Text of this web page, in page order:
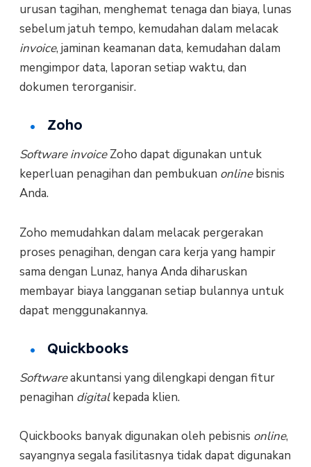
urusan tagihan, menghemat tenaga dan biaya, lunas
sebelum jatuh tempo, kemudahan dalam melacak
invoice, jaminan keamanan data, kemudahan dalam
mengimpor data, laporan setiap waktu, dan
dokumen terorganisir.
Zoho
Software invoiceZoho dapat digunakan untuk
keperluan penagihan dan pembukuan onlinebisnis
Anda.
Zoho memudahkan dalam melacak pergerakan
proses penagihan, dengan cara kerja yang hampir
sama dengan Lunaz, hanya Anda diharuskan
membayar biaya langganan setiap bulannya untuk
dapat menggunakannya.
Quickbooks
Softwareakuntansi yang dilengkapi dengan fitur
penagihan digitalkepada klien.
Quickbooks banyak digunakan oleh pebisnis online,
sayangnya segala fasilitasnya tidak dapat digunakan